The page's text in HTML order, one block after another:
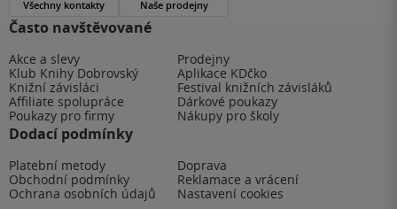
Často navštěvované
Akce a slevy
Prodejny
Klub Knihy Dobrovský
Aplikace KDčko
Knižní závisláci
Festival knižních závisláků
Affiliate spolupráce
Dárkové poukazy
Poukazy pro firmy
Nákupy pro školy
Dodací podmínky
Platební metody
Doprava
Obchodní podmínky
Reklamace a vrácení
Ochrana osobních údajů
Nastavení cookies
Všechny kontakty Naše prodejny